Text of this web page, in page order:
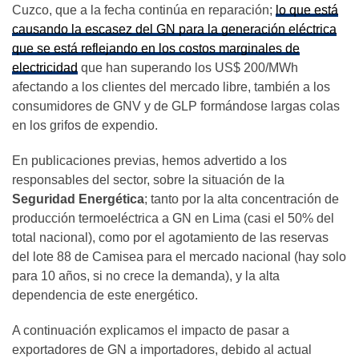
Cuzco, que a la fecha continúa en reparación; lo que está
causando la escasez del GN para la generación eléctrica
que se está reflejando en los costos marginales de
electricidad que han superando los US$ 200/MWh
afectando a los clientes del mercado libre, también a los
consumidores de GNV y de GLP formándose largas colas
en los grifos de expendio.
En publicaciones previas, hemos advertido a los
responsables del sector, sobre la situación de la
Seguridad Energética; tanto por la alta concentración de
producción termoeléctrica a GN en Lima (casi el 50% del
total nacional), como por el agotamiento de las reservas
del lote 88 de Camisea para el mercado nacional (hay solo
para 10 años, si no crece la demanda), y la alta
dependencia de este energético.
A continuación explicamos el impacto de pasar a
exportadores de GN a importadores, debido al actual